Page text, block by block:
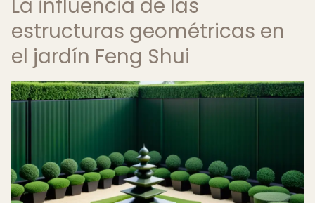
La influencia de las
estructuras geométricas en
el jardín Feng Shui